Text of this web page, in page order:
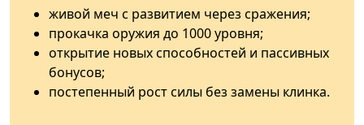
живой меч с развитием через сражения;
прокачка оружия до 1000 уровня;
открытие новых способностей и пассивных
бонусов;
постепенный рост силы без замены клинка.